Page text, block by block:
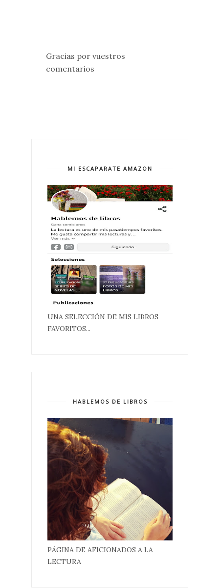
Gracias por vuestros
comentarios
MI ESCAPARATE AMAZON
UNA SELECCIÓN DE MIS LIBROS
FAVORITOS...
HABLEMOS DE LIBROS
PÁGINA DE AFICIONADOS A LA
LECTURA